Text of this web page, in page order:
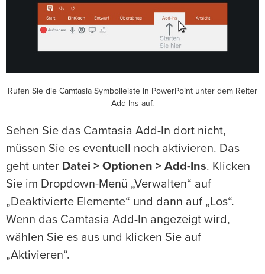
Rufen Sie die Camtasia Symbolleiste in PowerPoint unter dem Reiter
Add-Ins auf.
Sehen Sie das Camtasia Add-In dort nicht,
müssen Sie es eventuell noch aktivieren. Das
geht unter Datei > Optionen > Add-Ins. Klicken
Sie im Dropdown-Menü „Verwalten“ auf
„Deaktivierte Elemente“ und dann auf „Los“.
Wenn das Camtasia Add-In angezeigt wird,
wählen Sie es aus und klicken Sie auf
„Aktivieren“.